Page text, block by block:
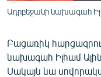
ՏՏ ԵՒ ԻՆՏԵՐՆԵՏ
ԱՐԽԻՎ
ՏԵՍԱՆՅՈՒԹԵՐ
Ադրբեջանի նախագահ
Բացառիկ
նախագահ Իլհամ
Սակայն նա